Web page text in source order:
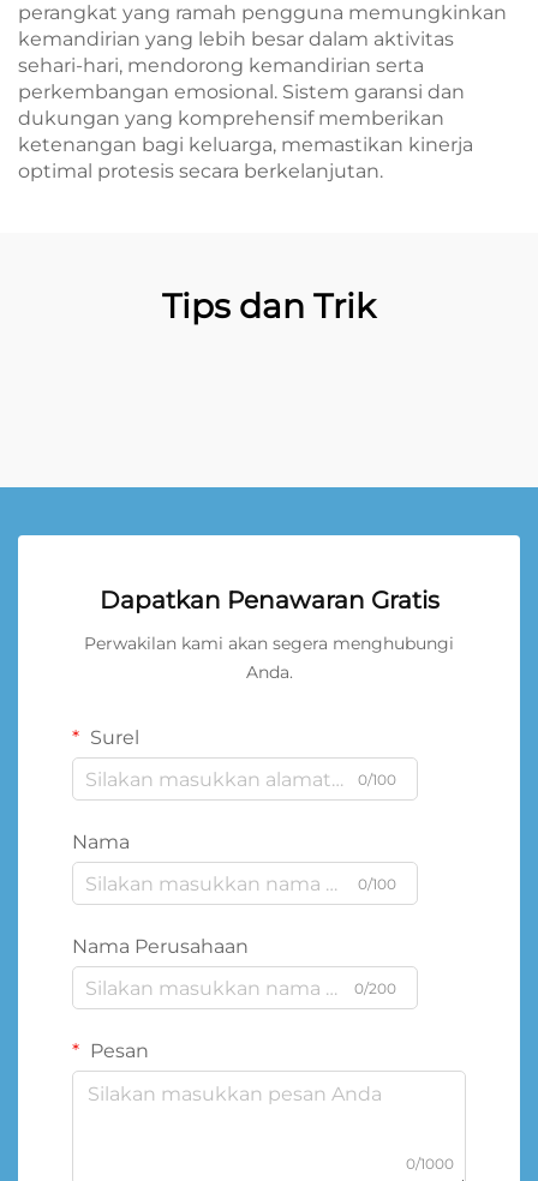
perangkat yang ramah pengguna memungkinkan
kemandirian yang lebih besar dalam aktivitas
sehari-hari, mendorong kemandirian serta
perkembangan emosional. Sistem garansi dan
dukungan yang komprehensif memberikan
ketenangan bagi keluarga, memastikan kinerja
optimal protesis secara berkelanjutan.
Tips dan Trik
Dapatkan Penawaran Gratis
Perwakilan kami akan segera menghubungi
Anda.
Surel
0/100
Nama
0/100
Nama Perusahaan
0/200
Pesan
0/1000